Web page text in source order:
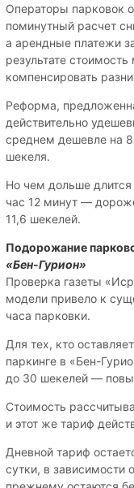
Операторы парковок
поминутный расчет
а арендные платежи
результате
компенсировать
Реформа,
действительно
среднем дешевле на
шекеля.
Но чем дольше
час 12 минут —
11,6 шекелей.
Подорожание
«Бен-Гурион»
Проверка газеты
модели привело к
часа парковки.
Для тех, кто оставляет
паркинге в «Бен-
до 30 шекелей —
Стоимость
и этот же тариф
Дневной тариф
сутки, в зависимости